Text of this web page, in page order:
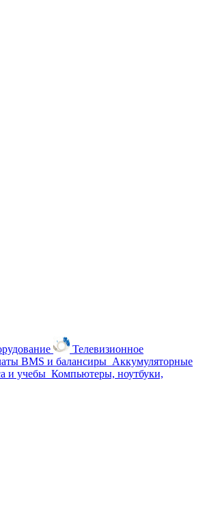
Телевизионное
BMS и балансиры Аккумуляторные
и учебы Компьютеры, ноутбуки,